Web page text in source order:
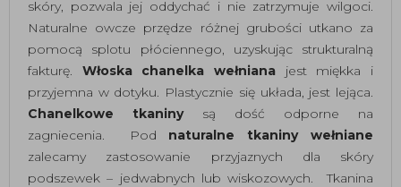
skóry, pozwala jej oddychać i nie zatrzymuje wilgoci.
Naturalne owcze przędze różnej grubości utkano za
pomocą splotu płóciennego, uzyskując strukturalną
fakturę. Włoska chanelka wełniana jest miękka i
przyjemna w dotyku. Plastycznie się układa, jest lejąca.
Chanelkowe tkaninysą dość odporne na
zagniecenia. Pod naturalne
tkaniny wełniane
zalecamy zastosowanie przyjaznych dla skóry
podszewek – jedwabnych lub wiskozowych. Tkanina